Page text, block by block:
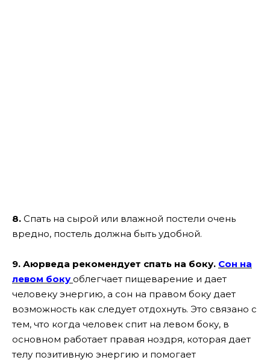
8. Спать на сырой или влажной постели очень
вредно, постель должна быть удобной.
9. Аюрведа рекомендует спать на боку. Сон на
левом боку облегчает пищеварение и дает
человеку энергию, а сон на правом боку дает
возможность как следует отдохнуть. Это связано с
тем, что когда человек спит на левом боку, в
основном работает правая ноздря, которая дает
телу позитивную энергию и помогает